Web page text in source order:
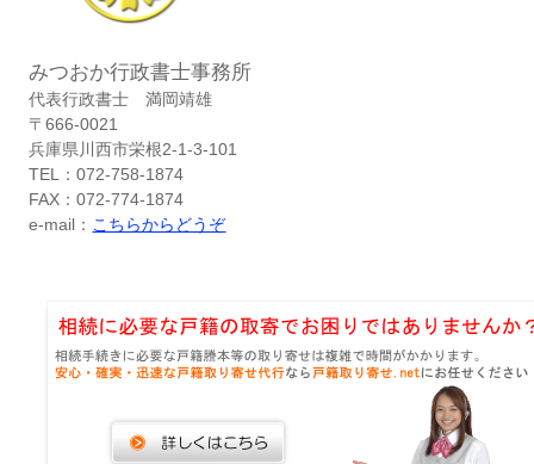
みつおか行政書士事務所
代表行政書士 満岡靖雄
〒666-0021
兵庫県川西市栄根2-1-3-101
TEL：072-758-1874
FAX：072-774-1874
e-mail： こちらからどうぞ